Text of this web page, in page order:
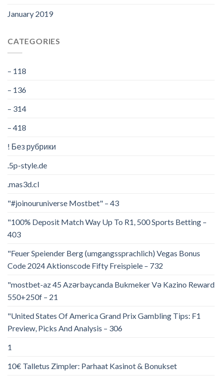
January 2019
CATEGORIES
– 118
– 136
– 314
– 418
! Без рубрики
.5p-style.de
.mas3d.cl
"#joinouruniverse Mostbet" – 43
"100% Deposit Match Way Up To R1, 500 Sports Betting –
403
"Feuer Speiender Berg (umgangssprachlich) Vegas Bonus
Code 2024 Aktionscode Fifty Freispiele – 732
"mostbet-az 45 Azərbaycanda Bukmeker Və Kazino Reward
550+250f – 21
"United States Of America Grand Prix Gambling Tips: F1
Preview, Picks And Analysis – 306
1
10€ Talletus Zimpler: Parhaat Kasinot & Bonukset